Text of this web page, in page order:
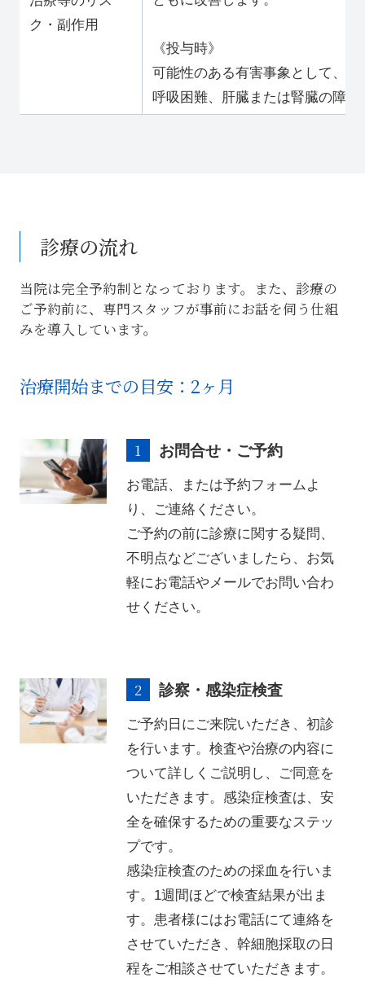
ク・副作用
《投与時》
可能性のある有害事象として、
呼吸困難、肝臓または腎臓の障害
診療の流れ
当院は完全予約制となっております。また、診療の
ご予約前に、専門スタッフが事前にお話を伺う仕組
みを導入しています。
治療開始までの目安：2ヶ月
お問合せ・ご予約
お電話、または予約フォームよ
り、ご連絡ください。​
ご予約の前に診療に関する疑問、
不明点などございましたら、お気
軽にお電話やメールでお問い合わ
せください。
診察・感染症検査
ご予約日にご来院いただき、初診
を行います。検査や治療の内容に
ついて詳しくご説明し、ご同意を
いただきます。感染症検査は、安
全を確保するための重要なステッ
プです。
感染症検査のための採血を行いま
す。1週間ほどで検査結果が出ま
す。患者様にはお電話にて連絡を
させていただき、幹細胞採取の日
程をご相談させていただきます。